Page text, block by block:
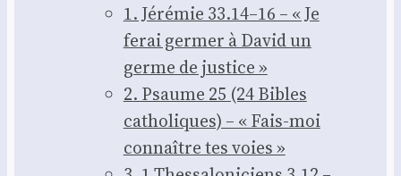
1. Jéré­mie 33.14–16 – « Je
ferai ger­mer à David un
germe de jus­tice »
2. Psaume 25 (24 Bibles
catho­liques) – « Fais-moi
connaître tes voies »